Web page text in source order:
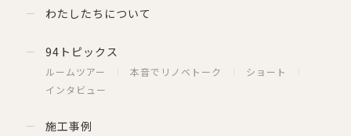
わたしたちについて
94トピックス
ルームツアー 本音でリノベトーク
ショート
インタビュー
施工事例